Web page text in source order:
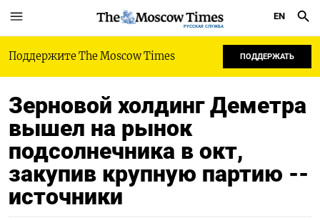
РУССКАЯ СЛУЖБА
EN
Поддержите The Moscow Times ПОДДЕРЖАТЬ
Зерновой холдинг Деметра
вышел на рынок
подсолнечника в окт,
закупив крупную партию --
источники